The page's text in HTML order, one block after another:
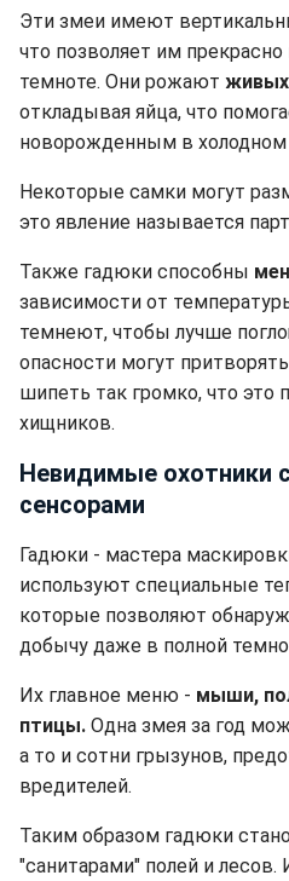
Эти змеи имеют
что позволяет им
темноте. Они рожают
откладывая яйца, что
новорожденным в холодном
Некоторые самки могут
это явление называется
Также гадюки способны
зависимости от
темнеют, чтобы лучше
опасности могут
шипеть так громко, что это
хищников.
Невидимые охотники
сенсорами
Гадюки - мастера
используют специальные
которые позволяют
добычу даже в полной
Их главное меню - мыши,
птицы. Одна змея за год
а то и сотни грызунов,
вредителей.
Таким образом гадюки
"санитарами" полей и лесов.